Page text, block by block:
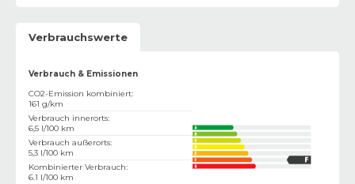
Verbrauchswerte
Verbrauch & Emissionen
CO2-Emission kombiniert:
161 g/km
Verbrauch innerorts:
6,5 l/100 km
Verbrauch außerorts:
5,3 l/100 km
Kombinierter Verbrauch:
6.1 l/100 km